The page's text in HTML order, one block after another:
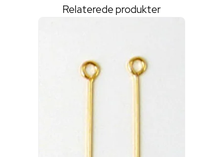
Relaterede produkter